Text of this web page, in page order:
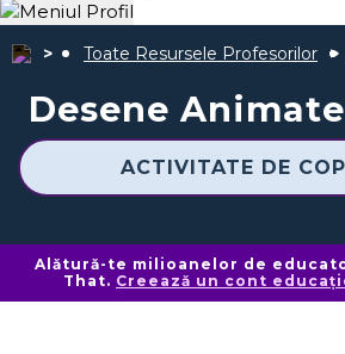
Toate Resursele Profesorilor
Desene
ACTIVITATE DE
Alătură-te milioanelor de
That. Creează un cont